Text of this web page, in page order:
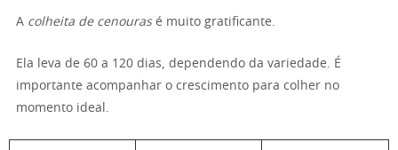
A colheita de cenourasé muito gratificante.
Ela leva de 60 a 120 dias, dependendo da variedade. É
importante acompanhar o crescimento para colher no
momento ideal.